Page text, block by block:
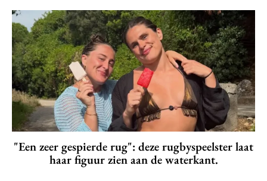
"Een zeer gespierde rug": deze rugbyspeelster laat
haar figuur zien aan de waterkant.